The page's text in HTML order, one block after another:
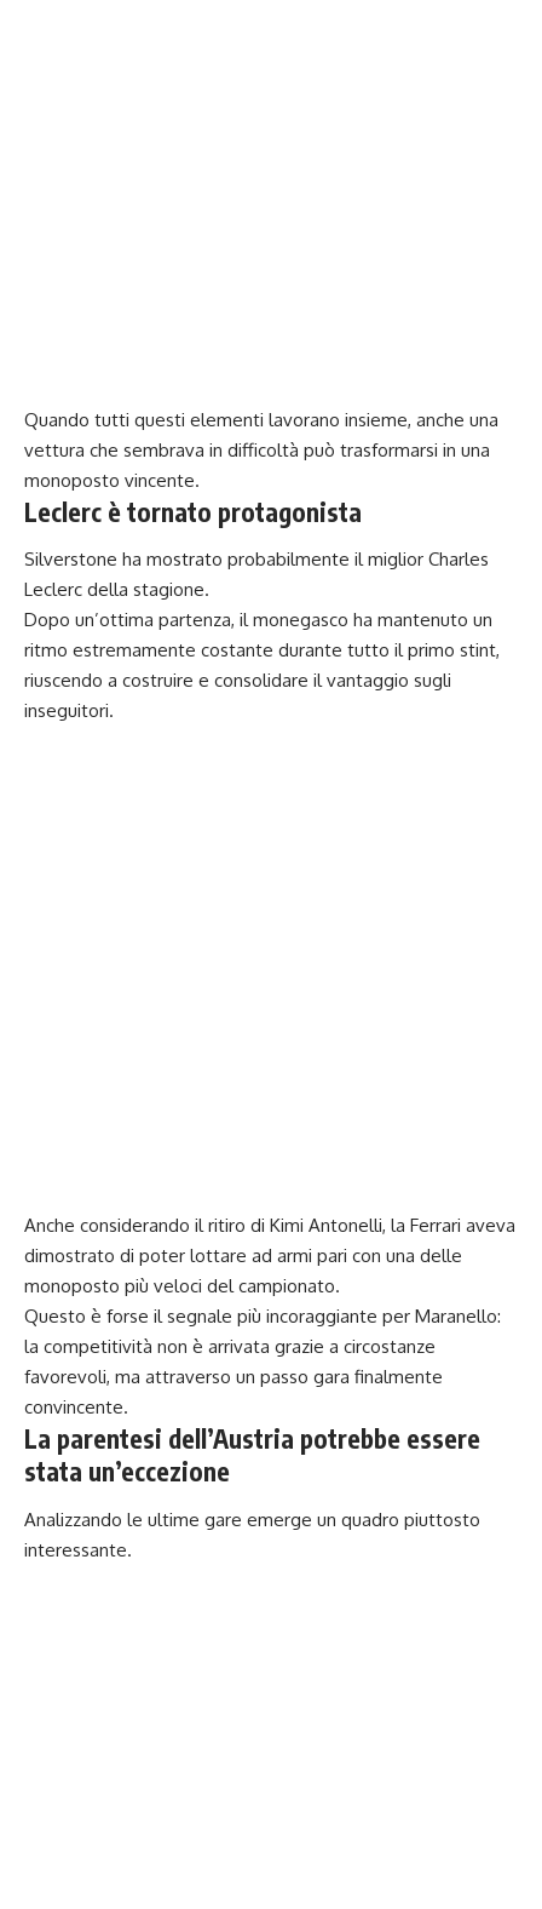
Quando tutti questi elementi lavorano insieme, anche una
vettura che sembrava in difficoltà può trasformarsi in una
monoposto vincente.
Leclerc è tornato protagonista
Silverstone ha mostrato probabilmente il miglior Charles
Leclerc della stagione.
Dopo un’ottima partenza, il monegasco ha mantenuto un
ritmo estremamente costante durante tutto il primo stint,
riuscendo a costruire e consolidare il vantaggio sugli
inseguitori.
Anche considerando il ritiro di Kimi Antonelli, la Ferrari aveva
dimostrato di poter lottare ad armi pari con una delle
monoposto più veloci del campionato.
Questo è forse il segnale più incoraggiante per Maranello:
la competitività non è arrivata grazie a circostanze
favorevoli, ma attraverso un passo gara finalmente
convincente.
La parentesi dell’Austria potrebbe essere
stata un’eccezione
Analizzando le ultime gare emerge un quadro piuttosto
interessante.